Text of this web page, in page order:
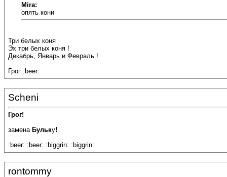
Mira:
опять кони
Три белых коня
Эх три белых коня !
Декабрь, Январь и Февраль !
Грог :beer:
Scheni
Грог!
замена Бульку!
:beer: :beer: :biggrin: :biggrin:
rontommy